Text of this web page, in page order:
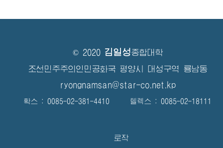
© 2020 김일성종합대학
조선민주주의인민공화국 평양시 대성구역 룡남동
ryongnamsan@star-co.net.kp
확스 : 0085-02-381-4410 텔렉스 : 0085-02-18111
로작